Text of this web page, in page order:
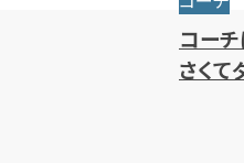
気色を
コー
さくて